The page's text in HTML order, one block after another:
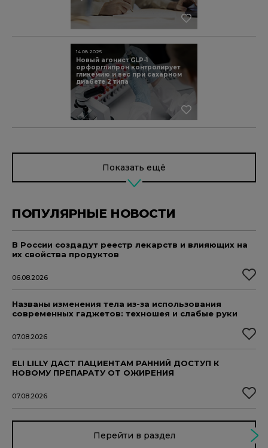
Новый агонист GLP-1
орфорглипрон контролирует
гликемию и вес при сахарном
диабете 2 типа
14.08.2025
Показать ещё
ПОПУЛЯРНЫЕ НОВОСТИ
В России создадут реестр лекарств и влияющих на
их свойства продуктов
06.08.2026
Названы изменения тела из-за использования
современных гаджетов: техношея и слабые руки
07.08.2026
ELI LILLY ДАСТ ПАЦИЕНТАМ РАННИЙ ДОСТУП К
НОВОМУ ПРЕПАРАТУ ОТ ОЖИРЕНИЯ
07.08.2026
Перейти в раздел